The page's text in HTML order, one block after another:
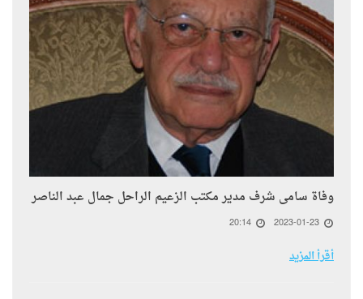
وفاة سامى شرف مدير مكتب الزعيم الراحل جمال عبد الناصر
2023-01-23
20:14
أقرأ المزيد